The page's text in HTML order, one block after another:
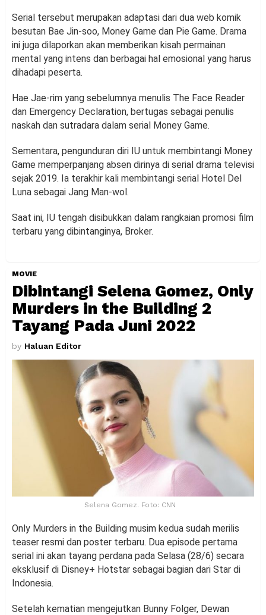
Serial tersebut merupakan adaptasi dari dua web komik
besutan Bae Jin-soo, Money Game dan Pie Game. Drama
ini juga dilaporkan akan memberikan kisah permainan
mental yang intens dan berbagai hal emosional yang harus
dihadapi peserta.
Hae Jae-rim yang sebelumnya menulis The Face Reader
dan Emergency Declaration, bertugas sebagai penulis
naskah dan sutradara dalam serial Money Game.
Sementara, pengunduran diri IU untuk membintangi Money
Game memperpanjang absen dirinya di serial drama televisi
sejak 2019. Ia terakhir kali membintangi serial Hotel Del
Luna sebagai Jang Man-wol.
Saat ini, IU tengah disibukkan dalam rangkaian promosi film
terbaru yang dibintanginya, Broker.
MOVIE
Dibintangi Selena Gomez, Only
Murders in the Building 2
Tayang Pada Juni 2022
by Haluan Editor
Selena Gomez. Foto: CNN
Only Murders in the Building musim kedua sudah merilis
teaser resmi dan poster terbaru. Dua episode pertama
serial ini akan tayang perdana pada Selasa (28/6) secara
eksklusif di Disney+ Hotstar sebagai bagian dari Star di
Indonesia.
Setelah kematian mengejutkan Bunny Folger, Dewan